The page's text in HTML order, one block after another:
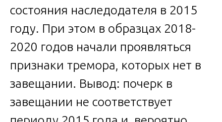
состояния наследодателя в 2015
году. При этом в образцах 2018-
2020 годов начали проявляться
признаки тремора, которых нет в
завещании. Вывод: почерк в
завещании не соответствует